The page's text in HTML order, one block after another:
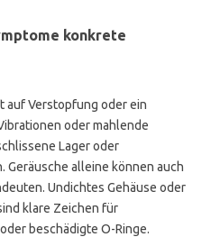
konkrete
Verstopfung oder ein
oder mahlende
Lager oder
Geräusche alleine können auch
Undichtes Gehäuse oder
klare Zeichen für
beschädigte O-Ringe.